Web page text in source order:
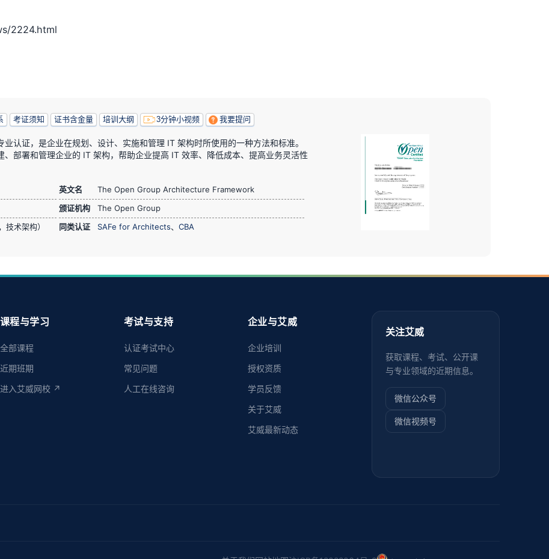
2224.html
考证须知 证书含金量 培训大纲 3分钟小视频 我要提问
认证，是企业在规划、设计、实施和管理 IT 架构时所使用的一种方法和标准。
部署和管理企业的 IT 架构，帮助企业提高 IT 效率、降低成本、提高业务灵活性
英文名
The Open Group Architecture Framework
颁证机构
The Open Group
技术架构） 同类认证 SAFe for Architects、CBA
课程与学习
全部课程
近期班期
进入艾威网校 ↗
考试与支持
认证考试中心
常见问题
人工在线咨询
企业与艾威
企业培训
授权资质
学员反馈
关于艾威
艾威最新动态
关注艾威
获取课程、考试、公开课
与专业领域的近期信息。
微信公众号
微信视频号